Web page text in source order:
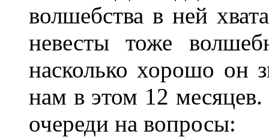
волшебства в ней
невесты тоже
насколько хорошо он
нам в этом 12
очереди на вопросы: